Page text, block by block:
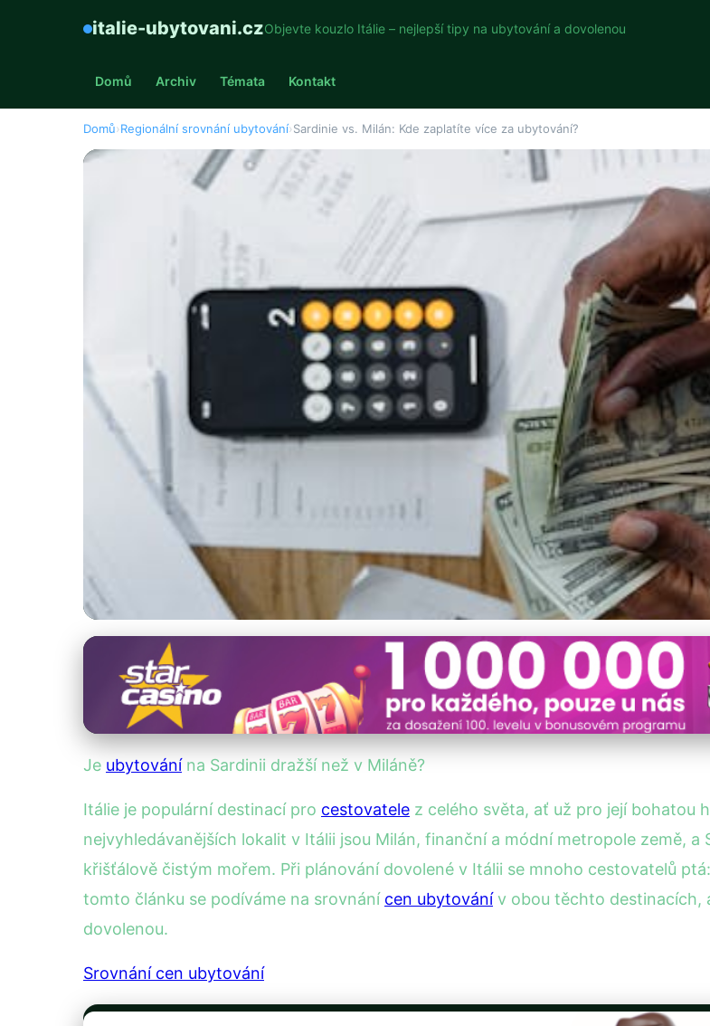
italie-ubytovani.czObjevte kouzlo Itálie – nejlepší tipy na ubytování a dovolenou
Domů Archiv Témata Kontakt
Domů›Regionální srovnání ubytování›Sardinie vs. Milán: Kde zaplatíte více za ubytování?
Regionální srovnání ubytování
Sardinie vs. Milán: Kde zaplatíte
Je ubytovánína Sardinii dražší než v Miláně?
Itálie je populární destinací pro cestovatele z celého světa, ať už pro její bohatou
nejvyhledávanějších lokalit v Itálii jsou Milán, finanční a módní metropole země,
křišťálově čistým mořem. Při plánování dovolené v Itálii se mnoho cestovatelů
tomto článku se podíváme na srovnání cen ubytovánív obou těchto destinacích,
dovolenou.
Srovnání cen ubytování